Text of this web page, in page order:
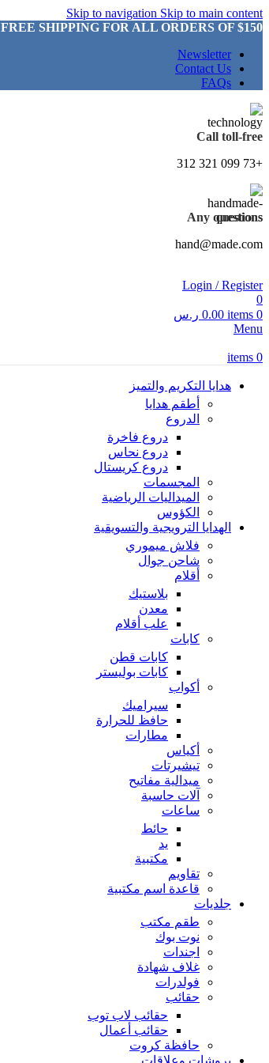
Skip to navigation Skip to main content
FREE SHIPPING FOR ALL ORDERS OF $150
Newsletter
Contact Us
FAQs
Call toll-free
+73 099 321 312
Any questions
hand@made.com
Login / Register
0
0
items
0.00 ر.س
Menu
0
items
هدايا التكريم والتميز
أطقم هدايا
الدروع
دروع فاخرة
دروع نحاس
دروع كريستال
المجسمات
الميداليات الرياضية
الكؤوس
الهدايا الترويجية والتسويقية
فلاش ميموري
شاحن جوال
أقلام
بلاستيك
معدن
علب أقلام
كابات
كابات قطن
كابات بوليستر
أكواب
سيراميك
حافظ للحرارة
مطارات
أكياس
تيشيرتات
ميدالية مفاتيح
آلات حاسبة
ساعات
حائط
يد
مكتبية
تقاويم
قاعدة اسم مكتبية
جلديات
طقم مكتب
نوت بوك
اجندات
غلاف شهادة
فولدرات
حقائب
حقائب لاب توب
حقائب أعمال
حافظة كروت
بروشات وعلاقات